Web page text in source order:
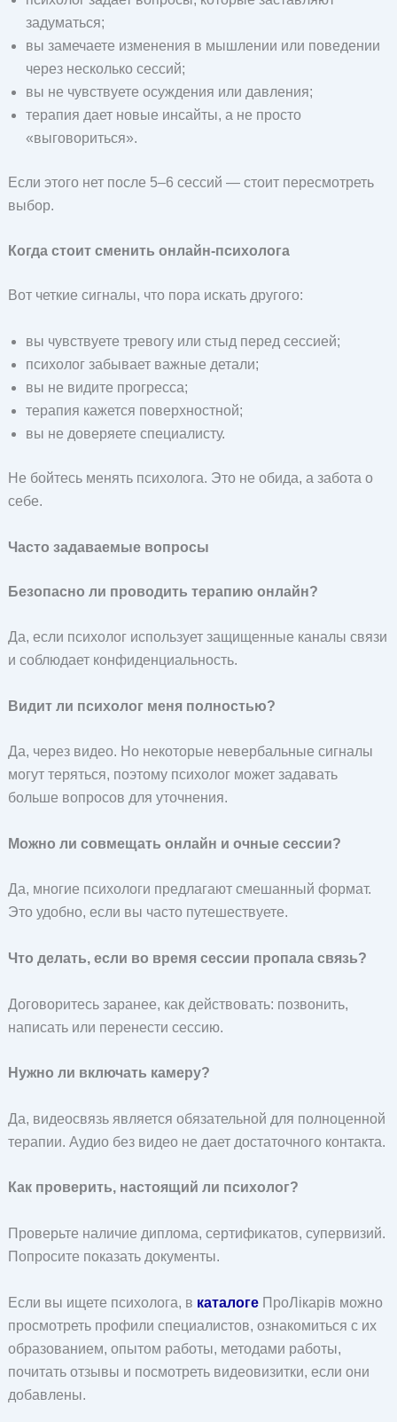
задуматься;
вы замечаете изменения в мышлении или поведении
через несколько сессий;
вы не чувствуете осуждения или давления;
терапия дает новые инсайты, а не просто
«выговориться».
Если этого нет после 5–6 сессий — стоит пересмотреть
выбор.
Когда стоит сменить онлайн-психолога
Вот четкие сигналы, что пора искать другого:
вы чувствуете тревогу или стыд перед сессией;
психолог забывает важные детали;
вы не видите прогресса;
терапия кажется поверхностной;
вы не доверяете специалисту.
Не бойтесь менять психолога. Это не обида, а забота о
себе.
Часто задаваемые вопросы
Безопасно ли проводить терапию онлайн?
Да, если психолог использует защищенные каналы связи
и соблюдает конфиденциальность.
Видит ли психолог меня полностью?
Да, через видео. Но некоторые невербальные сигналы
могут теряться, поэтому психолог может задавать
больше вопросов для уточнения.
Можно ли совмещать онлайн и очные сессии?
Да, многие психологи предлагают смешанный формат.
Это удобно, если вы часто путешествуете.
Что делать, если во время сессии пропала связь?
Договоритесь заранее, как действовать: позвонить,
написать или перенести сессию.
Нужно ли включать камеру?
Да, видеосвязь является обязательной для полноценной
терапии. Аудио без видео не дает достаточного контакта.
Как проверить, настоящий ли психолог?
Проверьте наличие диплома, сертификатов, супервизий.
Попросите показать документы.
Если вы ищете психолога, в каталогеПроЛікарів можно
просмотреть профили специалистов, ознакомиться с их
образованием, опытом работы, методами работы,
почитать отзывы и посмотреть видеовизитки, если они
добавлены.